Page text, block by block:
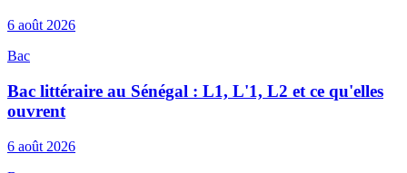
6 août 2026
Bac
Bac littéraire au Sénégal : L1, L'1, L2 et ce qu'elles
ouvrent
6 août 2026